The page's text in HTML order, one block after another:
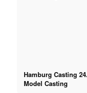
Hamburg Casting
Model Casting